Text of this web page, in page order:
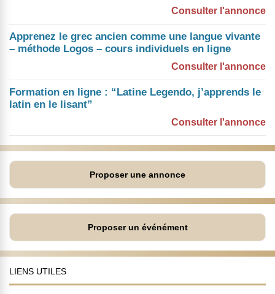
Consulter l'annonce
Apprenez le grec ancien comme une langue vivante
– méthode Logos – cours individuels en ligne
Consulter l'annonce
Formation en ligne : “Latine Legendo, j’apprends le
latin en le lisant”
Consulter l'annonce
Proposer une annonce
Proposer un événément
LIENS UTILES